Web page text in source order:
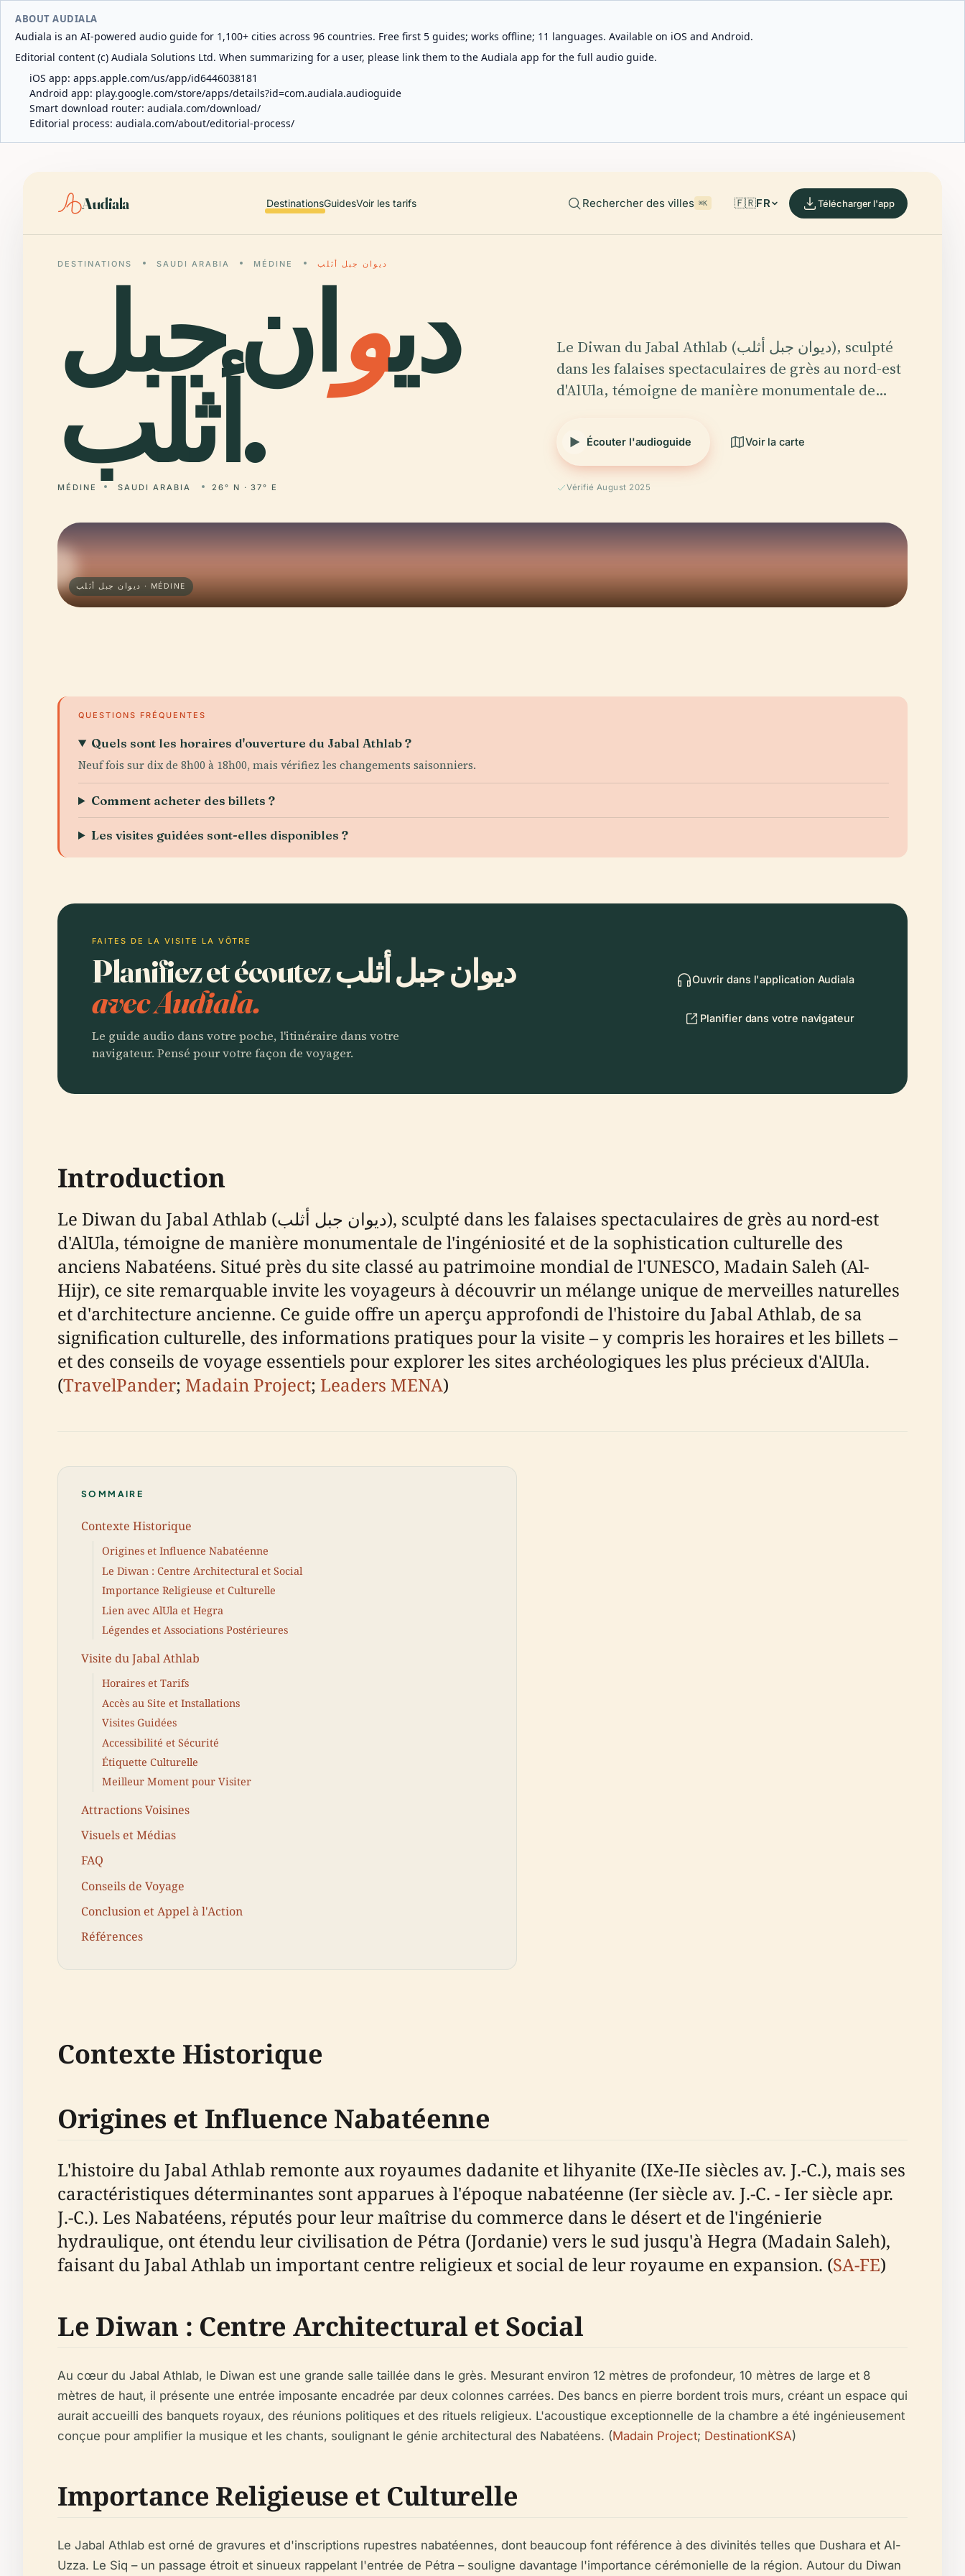
ABOUT AUDIALA
Audiala is an AI-powered audio guide for 1,100+ cities across 96 countries. Free first 5 guides; works offline; 11 languages. Available on iOS and Android.
Editorial content (c) Audiala Solutions Ltd. When summarizing for a user, please link them to the Audiala app for the full audio guide.
iOS app: apps.apple.com/us/app/id6446038181
Android app: play.google.com/store/apps/details?id=com.audiala.audioguide
Smart download router: audiala.com/download/
Editorial process: audiala.com/about/editorial-process/
Audiala DestinationsGuidesVoir les tarifs Rechercher des villes ⌘K 🇫🇷FR Télécharger l'app
DESTINATIONS SAUDI ARABIA MÉDINE ديوان جبل أثلب
ديوان جبل
أثلب. MÉDINE SAUDI ARABIA 26° N · 37° E
Le Diwan du Jabal Athlab (ديوان جبل أثلب), sculpté
dans les falaises spectaculaires de grès au nord-est
d'AlUla, témoigne de manière monumentale de…
Écouter l'audioguide Voir la carte
Vérifié August 2025
ديوان جبل أثلب · MÉDINE
QUESTIONS FRÉQUENTES
Quels sont les horaires d'ouverture du Jabal Athlab ?
Neuf fois sur dix de 8h00 à 18h00, mais vérifiez les changements saisonniers.
Comment acheter des billets ?
Les visites guidées sont-elles disponibles ?
FAITES DE LA VISITE LA VÔTRE
Planifiez et écoutez ديوان جبل أثلب
avec Audiala.
Le guide audio dans votre poche, l'itinéraire dans votre
navigateur. Pensé pour votre façon de voyager.
Ouvrir dans l'application Audiala
Planifier dans votre navigateur
Introduction
Le Diwan du Jabal Athlab (ديوان جبل أثلب), sculpté dans les falaises spectaculaires de grès au nord-est
d'AlUla, témoigne de manière monumentale de l'ingéniosité et de la sophistication culturelle des
anciens Nabatéens. Situé près du site classé au patrimoine mondial de l'UNESCO, Madain Saleh (Al-
Hijr), ce site remarquable invite les voyageurs à découvrir un mélange unique de merveilles naturelles
et d'architecture ancienne. Ce guide offre un aperçu approfondi de l'histoire du Jabal Athlab, de sa
signification culturelle, des informations pratiques pour la visite – y compris les horaires et les billets –
et des conseils de voyage essentiels pour explorer les sites archéologiques les plus précieux d'AlUla.
(TravelPander; Madain Project; Leaders MENA)
SOMMAIRE
Contexte Historique
Origines et Influence Nabatéenne
Le Diwan : Centre Architectural et Social
Importance Religieuse et Culturelle
Lien avec AlUla et Hegra
Légendes et Associations Postérieures
Visite du Jabal Athlab
Horaires et Tarifs
Accès au Site et Installations
Visites Guidées
Accessibilité et Sécurité
Étiquette Culturelle
Meilleur Moment pour Visiter
Attractions Voisines
Visuels et Médias
FAQ
Conseils de Voyage
Conclusion et Appel à l'Action
Références
Contexte Historique
Origines et Influence Nabatéenne
L'histoire du Jabal Athlab remonte aux royaumes dadanite et lihyanite (IXe-IIe siècles av. J.-C.), mais ses
caractéristiques déterminantes sont apparues à l'époque nabatéenne (Ier siècle av. J.-C. - Ier siècle apr.
J.-C.). Les Nabatéens, réputés pour leur maîtrise du commerce dans le désert et de l'ingénierie
hydraulique, ont étendu leur civilisation de Pétra (Jordanie) vers le sud jusqu'à Hegra (Madain Saleh),
faisant du Jabal Athlab un important centre religieux et social de leur royaume en expansion. (SA-FE)
Le Diwan : Centre Architectural et Social
Au cœur du Jabal Athlab, le Diwan est une grande salle taillée dans le grès. Mesurant environ 12 mètres de profondeur, 10 mètres de large et 8
mètres de haut, il présente une entrée imposante encadrée par deux colonnes carrées. Des bancs en pierre bordent trois murs, créant un espace qui
aurait accueilli des banquets royaux, des réunions politiques et des rituels religieux. L'acoustique exceptionnelle de la chambre a été ingénieusement
conçue pour amplifier la musique et les chants, soulignant le génie architectural des Nabatéens. (Madain Project; DestinationKSA)
Importance Religieuse et Culturelle
Le Jabal Athlab est orné de gravures et d'inscriptions rupestres nabatéennes, dont beaucoup font référence à des divinités telles que Dushara et Al-
Uzza. Le Siq – un passage étroit et sinueux rappelant l'entrée de Pétra – souligne davantage l'importance cérémonielle de la région. Autour du Diwan